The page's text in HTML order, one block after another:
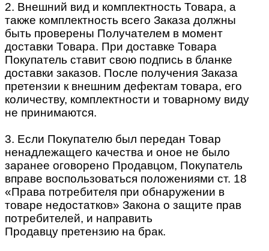
2. Внешний вид и комплектность Товара, а
также комплектность всего Заказа должны
быть проверены Получателем в момент
доставки Товара. При доставке Товара
Покупатель ставит свою подпись в бланке
доставки заказов. После получения Заказа
претензии к внешним дефектам товара, его
количеству, комплектности и товарному виду
не принимаются.
3. Если Покупателю был передан Товар
ненадлежащего качества и оное не было
заранее оговорено Продавцом, Покупатель
вправе воспользоваться положениями ст. 18
«Права потребителя при обнаружении в
товаре недостатков» Закона о защите прав
потребителей, и направить
Продавцу претензию на брак.